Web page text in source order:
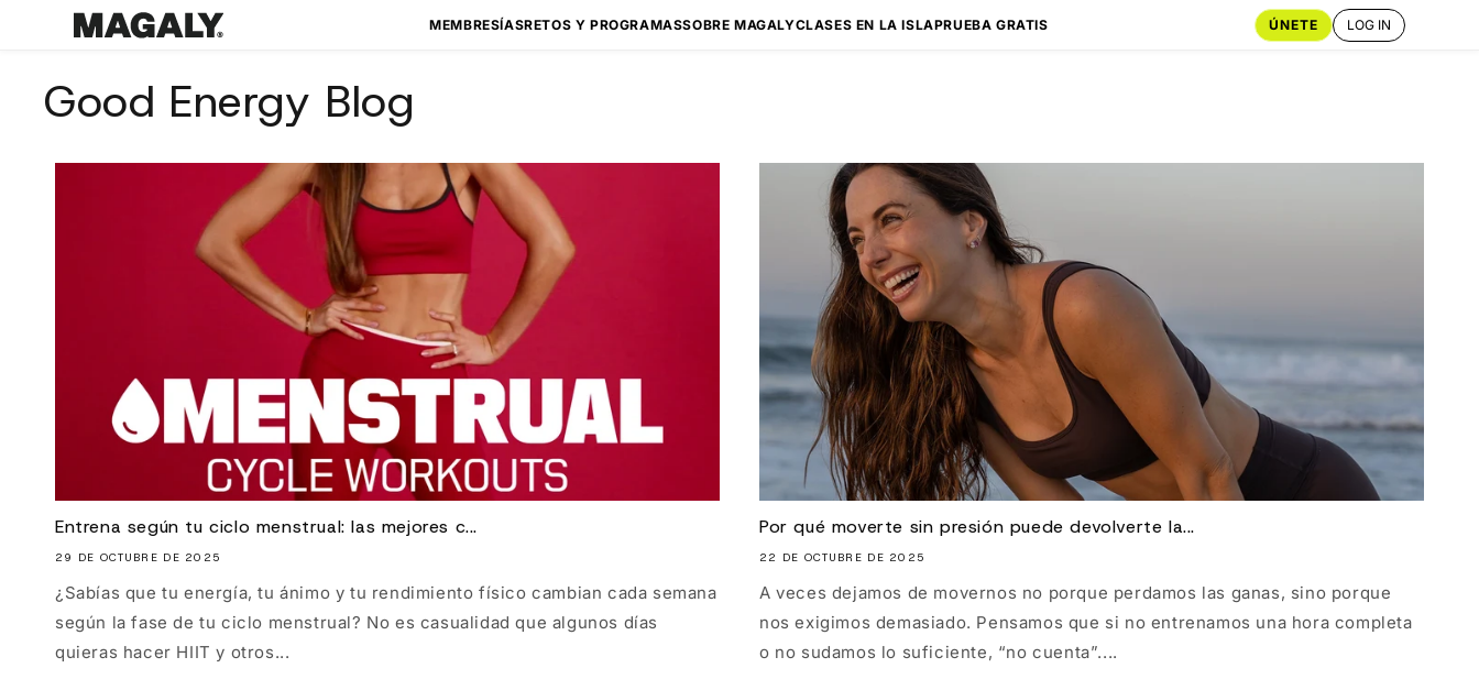
directamente
al contenido
MEMBRESÍASRETOS Y PROGRAMASSOBRE MAGALYCLASES EN LA ISLAPRUEBA GRATIS ÚNETE LOG IN
Good Energy Blog
Entrena según tu ciclo menstrual: las mejores c...
29 DE OCTUBRE DE 2025
¿Sabías que tu energía, tu ánimo y tu rendimiento físico cambian cada semana
según la fase de tu ciclo menstrual? No es casualidad que algunos días
quieras hacer HIIT y otros...
Por qué moverte sin presión puede devolverte la...
22 DE OCTUBRE DE 2025
A veces dejamos de movernos no porque perdamos las ganas, sino porque
nos exigimos demasiado. Pensamos que si no entrenamos una hora completa
o no sudamos lo suficiente, “no cuenta”....